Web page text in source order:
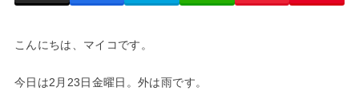
こんにちは、マイコです。
今日は2月23日金曜日。外は雨です。